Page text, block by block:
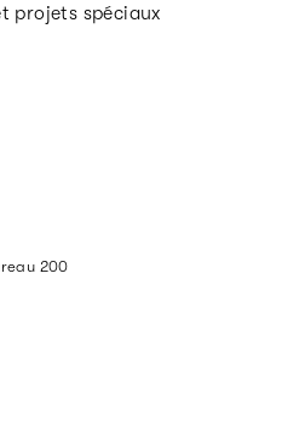
projets spéciaux
200